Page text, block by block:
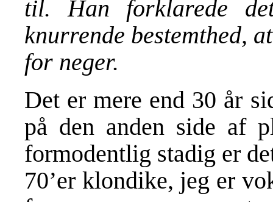
til. Han forklarede
knurrende bestemthed,
for neger.
Det er mere end 30 år
på den anden side af
formodentlig stadig er
70’er klondike, jeg er